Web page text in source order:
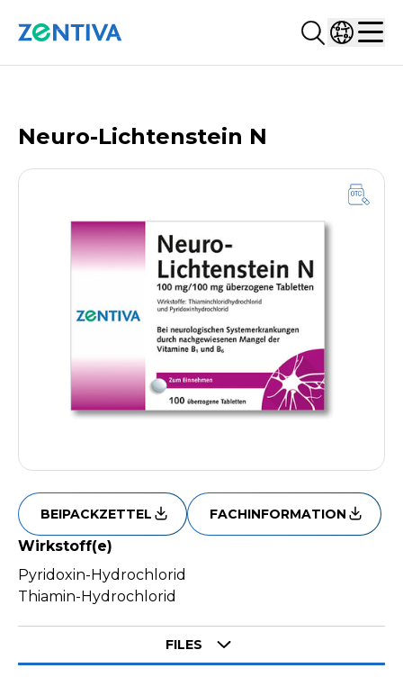
Suchen...
Land
Neuro-Lichtenstein N
BEIPACKZETTEL FACHINFORMATION
Wirkstoff(e)
Pyridoxin-Hydrochlorid
Thiamin-Hydrochlorid
FILES